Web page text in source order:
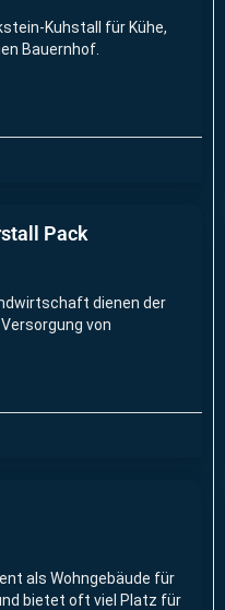
Kuhstall für Kühe,
Bauernhof.
Pack
dienen der
von
als Wohngebäude für
bietet oft viel Platz für